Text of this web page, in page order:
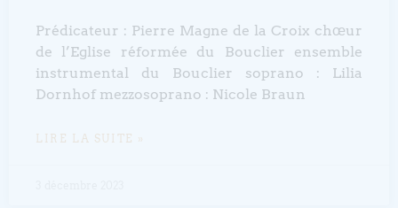
Prédicateur : Pierre Magne de la Croix chœur
de l’Eglise réformée du Bouclier ensemble
instrumental du Bouclier soprano : Lilia
Dornhof mezzosoprano : Nicole Braun
LIRE LA SUITE »